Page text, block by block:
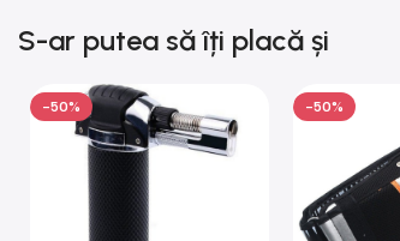
S-ar putea să îți placă și
-50% -50%